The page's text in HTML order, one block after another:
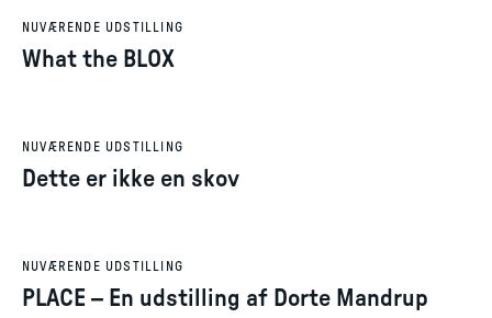
NUVÆRENDE UDSTILLING
What the BLOX
NUVÆRENDE UDSTILLING
Dette er ikke en skov
NUVÆRENDE UDSTILLING
PLACE – En udstilling af Dorte Mandrup